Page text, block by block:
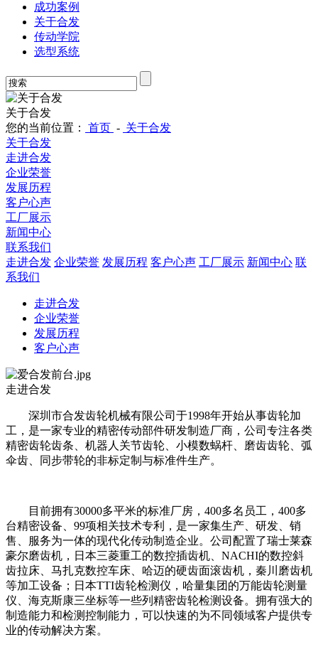
成功案例
关于合发
传动学院
选型系统
关于合发
您的当前位置：
首页 - 关于合发
关于合发
走进合发
企业荣誉
发展历程
客户心声
工厂展示
新闻中心
联系我们
走进合发 企业荣誉 发展历程 客户心声 工厂展示 新闻中心 联
系我们
走进合发
企业荣誉
发展历程
客户心声
走进合发
深圳市合发齿轮机械有限公司于1998年开始从事齿轮加
工，是一家专业的精密传动部件研发制造厂商，公司专注各类
精密齿轮齿条、机器人关节齿轮、小模数蜗杆、磨齿齿轮、弧
伞齿、同步带轮的非标定制与标准件生产。
目前拥有30000多平米的标准厂房，400多名员工，400多
台精密设备、99项相关技术专利，是一家集生产、研发、销
售、服务为一体的现代化传动制造企业。公司配置了瑞士莱森
豪尔磨齿机，日本三菱重工的数控插齿机、NACHI的数控斜
齿拉床、马扎克数控车床、哈迈的硬齿面滚齿机，秦川磨齿机
等加工设备；日本TTI齿轮检测仪，哈量集团的万能齿轮测量
仪、海克斯康三坐标等一些列精密齿轮检测设备。拥有强大的
制造能力和检测控制能力，可以快速的为不同领域客户提供专
业的传动解决方案。